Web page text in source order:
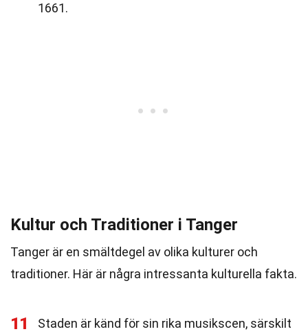
1661.
Kultur och Traditioner i Tanger
Tanger är en smältdegel av olika kulturer och
traditioner. Här är några intressanta kulturella fakta.
11 Staden är känd för sin rika musikscen, särskilt